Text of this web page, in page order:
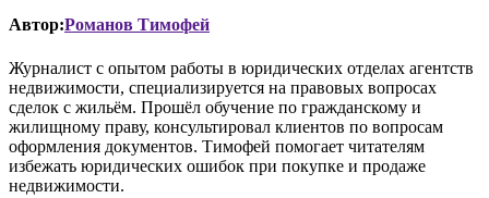
Автор:Романов Тимофей
Журналист с опытом работы в юридических отделах агентств
недвижимости, специализируется на правовых вопросах
сделок с жильём. Прошёл обучение по гражданскому и
жилищному праву, консультировал клиентов по вопросам
оформления документов. Тимофей помогает читателям
избежать юридических ошибок при покупке и продаже
недвижимости.